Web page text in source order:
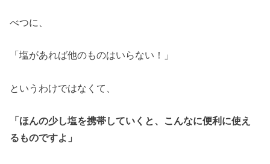
べつに、
「塩があれば他のものはいらない！」
というわけではなくて、
「ほんの少し塩を携帯していくと、こんなに便利に使え
るものですよ」